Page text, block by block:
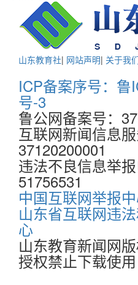
山东教育社| 网站声明| 关于我
ICP备案序号：鲁
号-3
鲁公网备案号：
互联网新闻信息服
37120200001
违法不良信息举
51756531
中国互联网举报
山东省互联网违
心
山东教育新闻网
授权禁止下载使用